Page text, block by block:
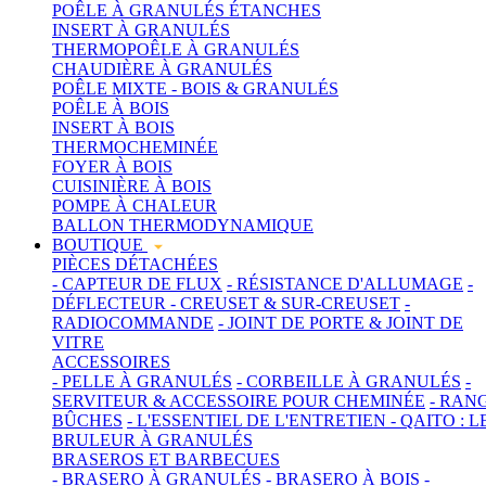
POÊLE À GRANULÉS ÉTANCHES
INSERT À GRANULÉS
THERMOPOÊLE À GRANULÉS
CHAUDIÈRE À GRANULÉS
POÊLE MIXTE - BOIS & GRANULÉS
POÊLE À BOIS
INSERT À BOIS
THERMOCHEMINÉE
FOYER À BOIS
CUISINIÈRE À BOIS
POMPE À CHALEUR
BALLON THERMODYNAMIQUE
BOUTIQUE
PIÈCES DÉTACHÉES
- CAPTEUR DE FLUX - RÉSISTANCE D'ALLUMAGE -
DÉFLECTEUR - CREUSET & SUR-CREUSET -
RADIOCOMMANDE - JOINT DE PORTE & JOINT DE
VITRE
ACCESSOIRES
- PELLE À GRANULÉS - CORBEILLE À GRANULÉS -
SERVITEUR & ACCESSOIRE POUR CHEMINÉE -
BÛCHES - L'ESSENTIEL DE L'ENTRETIEN - QAITO :
BRULEUR À GRANULÉS
BRASEROS ET BARBECUES
- BRASERO À GRANULÉS - BRASERO À BOIS -